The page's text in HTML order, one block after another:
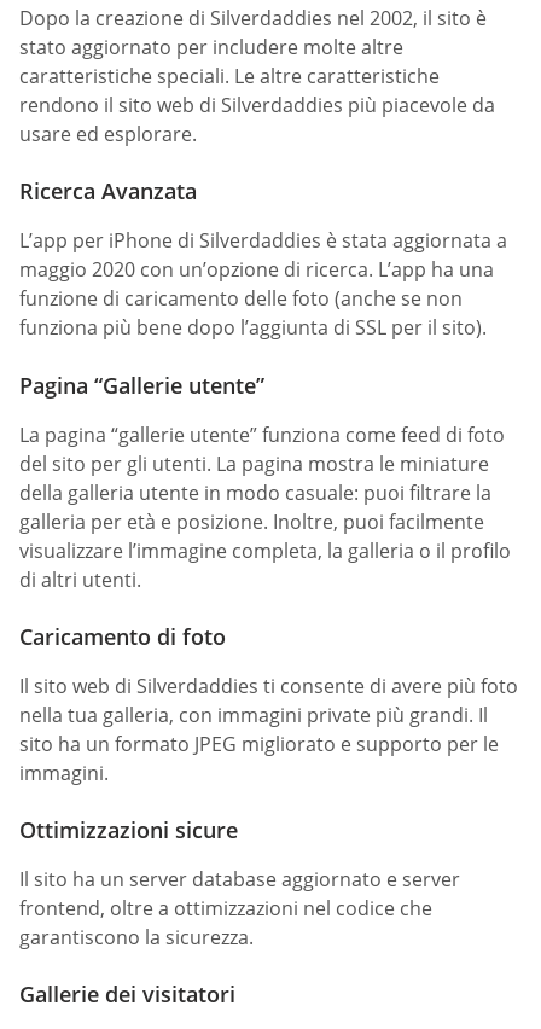
Dopo la creazione di Silverdaddies nel 2002, il sito è
stato aggiornato per includere molte altre
caratteristiche speciali. Le altre caratteristiche
rendono il sito web di Silverdaddies più piacevole da
usare ed esplorare.
Ricerca Avanzata
L’app per iPhone di Silverdaddies è stata aggiornata a
maggio 2020 con un’opzione di ricerca. L’app ha una
funzione di caricamento delle foto (anche se non
funziona più bene dopo l’aggiunta di SSL per il sito).
Pagina “Gallerie utente”
La pagina “gallerie utente” funziona come feed di foto
del sito per gli utenti. La pagina mostra le miniature
della galleria utente in modo casuale: puoi filtrare la
galleria per età e posizione. Inoltre, puoi facilmente
visualizzare l’immagine completa, la galleria o il profilo
di altri utenti.
Caricamento di foto
Il sito web di Silverdaddies ti consente di avere più foto
nella tua galleria, con immagini private più grandi. Il
sito ha un formato JPEG migliorato e supporto per le
immagini.
Ottimizzazioni sicure
Il sito ha un server database aggiornato e server
frontend, oltre a ottimizzazioni nel codice che
garantiscono la sicurezza.
Gallerie dei visitatori